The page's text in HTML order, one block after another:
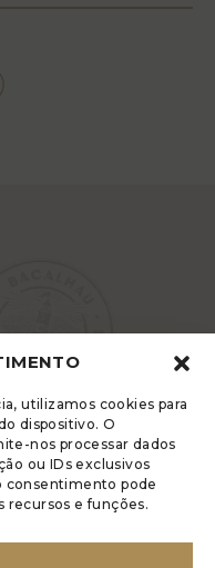
utilizamos cookies para
dispositivo. O
nos processar dados
ou IDs exclusivos
consentimento pode
e funções.